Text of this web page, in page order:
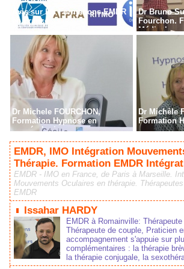
Avis sur les Formations EMDR
en France
Dr Bruno
Fourchon.
Médicale
Dr Michele FOURCHON,
Formation Hypnose en
cancérologie
Dr Michèle
Formation
EMDR, IMO Intégration
Thérapie. Formation EMDR
EMDR - IMO en France, de Paris à Marseille.
Mouvements Oculaires en thérapie.
EMDR
Issahar HARDY
EMDR à Romainville:
Thérapeute de couple, Praticien
accompagnement s'appuie sur
complémentaires : la thérapie
la thérapie conjugale, la